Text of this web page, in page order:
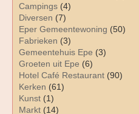
Campings (4)
Diversen (7)
Eper Gemeentewoning (50)
Fabrieken (3)
Gemeentehuis Epe (3)
Groeten uit Epe (6)
Hotel Café Restaurant (90)
Kerken (61)
Kunst (1)
Markt (14)